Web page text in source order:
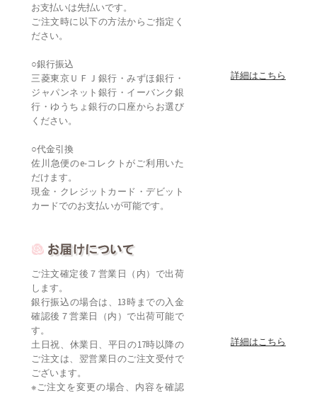
お支払いは先払いです。
ご注文時に以下の方法からご指定く
ださい。
○銀行振込
三菱東京ＵＦＪ銀行・みずほ銀行・
ジャパンネット銀行・イーバンク銀
行・ゆうちょ銀行の口座からお選び
ください。
○代金引換
佐川急便のe-コレクトがご利用いた
だけます。
現金・クレジットカード・デビット
カードでのお支払いが可能です。
詳細はこちら
ご注文確定後７営業日（内）で出荷
します。
銀行振込の場合は、13時までの入金
確認後７営業日（内）で出荷可能で
す。
土日祝、休業日、平日の17時以降の
ご注文は、翌営業日のご注文受付で
ございます。
※ご注文を変更の場合、内容を確認
詳細はこちら